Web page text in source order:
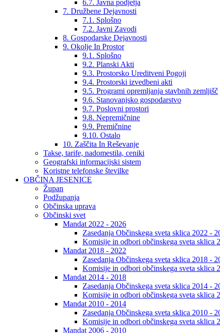
6.7. Javna podjetja
7. Družbene Dejavnosti
7.1. Splošno
7.2. Javni Zavodi
8. Gospodarske Dejavnosti
9. Okolje In Prostor
9.1. Splošno
9.2. Planski Akti
9.3. Prostorsko Ureditveni Pogoji
9.4. Prostorski izvedbeni akti
9.5. Programi opremljanja stavbnih zemljišč
9.6. Stanovanjsko gospodarstvo
9.7. Poslovni prostori
9.8. Nepremičnine
9.9. Premičnine
9.10. Ostalo
10. Zaščita In Reševanje
Takse, tarife, nadomestila, ceniki
Geografski informacijski sistem
Koristne telefonske številke
OBČINA JESENICE
Župan
Podžupanja
Občinska uprava
Občinski svet
Mandat 2022 - 2026
Zasedanja Občinskega sveta sklica 2022 -
Komisije in odbori občinskega sveta sklica
Mandat 2018 - 2022
Zasedanja Občinskega sveta sklica 2018 -
Komisije in odbori občinskega sveta sklica
Mandat 2014 - 2018
Zasedanja Občinskega sveta sklica 2014 -
Komisije in odbori občinskega sveta sklica
Mandat 2010 - 2014
Zasedanja Občinskega sveta sklica 2010 -
Komisije in odbori občinskega sveta sklica
Mandat 2006 - 2010